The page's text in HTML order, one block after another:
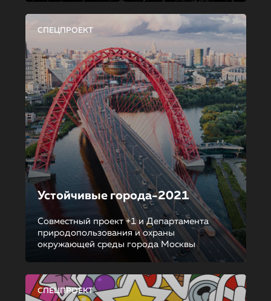
СПЕЦПРОЕКТ
Устойчивые города-2021
Совместный проект +1 и Департамента
природопользования и охраны
окружающей среды города Москвы
СПЕЦПРОЕКТ